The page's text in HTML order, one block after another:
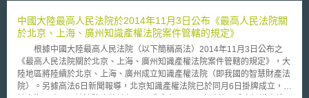
這部法案主要目的在於，保障行動裝置使用者的位置資訊，不會在當事人不
知情的情形下被提供給第三方。雖然目前該法案尚在審議中，但未來如果通
過，紐約市將成為禁止出售個人行動裝置位置資訊的先鋒，同時其執行結果
勢必也將成為關注焦點。
19日提出「負責任奈米科技研究活動行為準則﹙草案﹚」﹙Code of
Conduct for Responsible Nanosciences and Nanotechnologies
Research﹙draft﹚﹚並對外進行公開諮詢直到同年9月21日為止，其後修正
而於今年2月通過正式版本。 本準則之規範特色主要有三： 1、明確各項定
義：為合理圈畫適用範圍，本準則特別針對奈米物體﹙Nano-objects﹚、奈
米科技研究﹙N&N research﹚、奈米科技利害關係人及市民團體等用詞予
以界定。 2、提列管理原則：包括意義﹙meaning﹚、永續
中國大陸最高人民法院於2014年11月3日公布《最高人民法院關
於北京、上海、廣州知識產權法院案件管轄的規定》
根據中國大陸最高人民法院（以下簡稱高法）2014年11月3日公布之
《最高人民法院關於北京、上海、廣州知識產權法院案件管轄的規定》，大
陸地區將陸續於北京、上海、廣州成立知識產權法院（即我國的智慧財產法
院）。另據高法6日新聞報導，北京知識產權法院已於同月6日掛牌成立，至